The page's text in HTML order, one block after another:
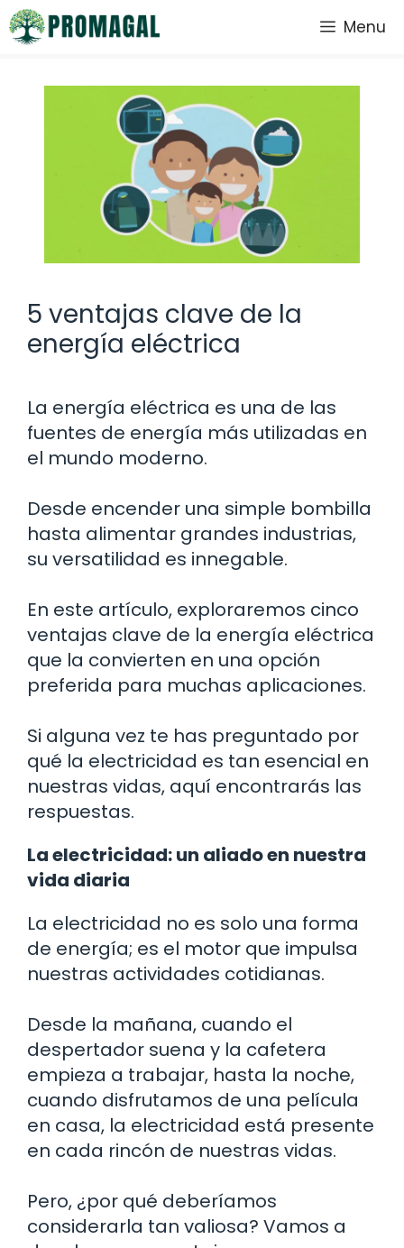
Saltar
al
Menu
5 ventajas clave de la
energía eléctrica
La energía eléctrica es una de las
fuentes de energía más utilizadas en
el mundo moderno.
Desde encender una simple bombilla
hasta alimentar grandes industrias,
su versatilidad es innegable.
En este artículo, exploraremos cinco
ventajas clave de la energía eléctrica
que la convierten en una opción
preferida para muchas aplicaciones.
Si alguna vez te has preguntado por
qué la electricidad es tan esencial en
nuestras vidas, aquí encontrarás las
respuestas.
La electricidad: un aliado en nuestra
vida diaria
La electricidad no es solo una forma
de energía; es el motor que impulsa
nuestras actividades cotidianas.
Desde la mañana, cuando el
despertador suena y la cafetera
empieza a trabajar, hasta la noche,
cuando disfrutamos de una película
en casa, la electricidad está presente
en cada rincón de nuestras vidas.
Pero, ¿por qué deberíamos
considerarla tan valiosa? Vamos a